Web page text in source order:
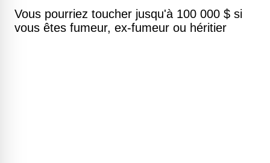
Vous pourriez toucher jusqu'à 100 000 $ si
vous êtes fumeur, ex-fumeur ou héritier